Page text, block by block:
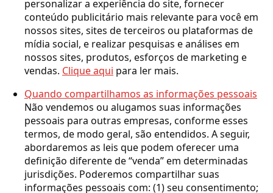
personalizar a experiência do site, fornecer
conteúdo publicitário mais relevante para você em
nossos sites, sites de terceiros ou plataformas de
mídia social, e realizar pesquisas e análises em
nossos sites, produtos, esforços de marketing e
vendas. Clique aqui para ler mais.
Quando compartilhamos as informações pessoais
Não vendemos ou alugamos suas informações
pessoais para outras empresas, conforme esses
termos, de modo geral, são entendidos. A seguir,
abordaremos as leis que podem oferecer uma
definição diferente de “venda” em determinadas
jurisdições. Poderemos compartilhar suas
informações pessoais com: (1) seu consentimento;